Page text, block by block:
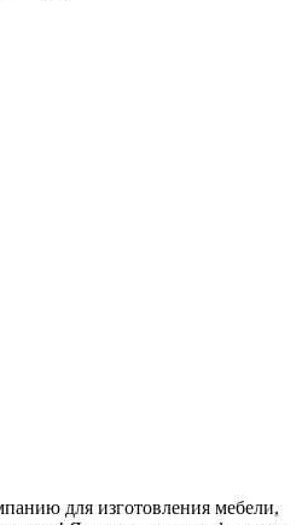
для изготовления мебели,